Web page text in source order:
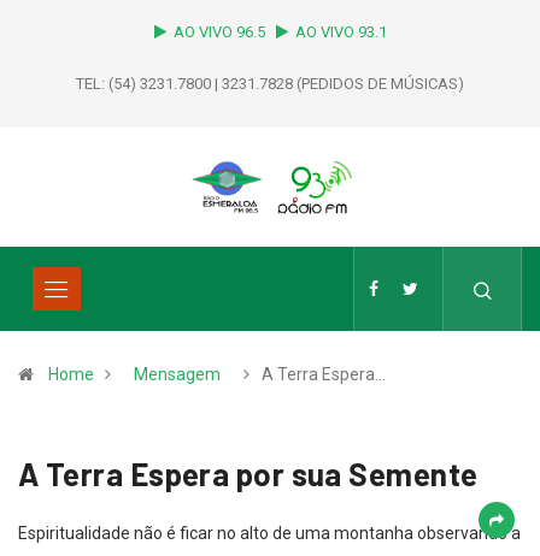
AO VIVO 96.5 AO VIVO 93.1
TEL: (54) 3231.7800 | 3231.7828 (PEDIDOS DE MÚSICAS)
Home Mensagem A Terra Espera…
A Terra Espera por sua Semente
Espiritualidade não é ficar no alto de uma montanha observando a